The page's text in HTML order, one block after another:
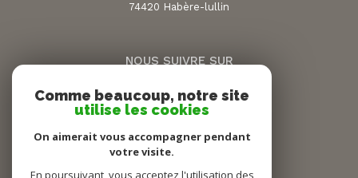
74420
habère-lullin
NOUS SUIVRE SUR
Comme beaucoup, notre site
utilise les cookies
On aimerait vous accompagner pendant
votre visite.
En poursuivant, vous acceptez l'utilisation des